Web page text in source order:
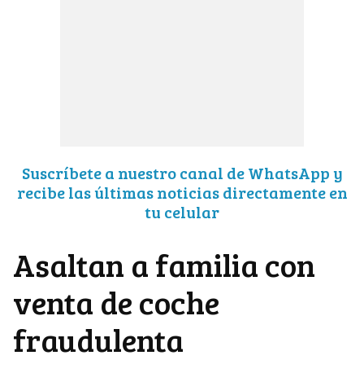
Suscríbete a nuestro canal de WhatsApp y
recibe las últimas noticias directamente en
tu celular
Asaltan a familia con
venta de coche
fraudulenta